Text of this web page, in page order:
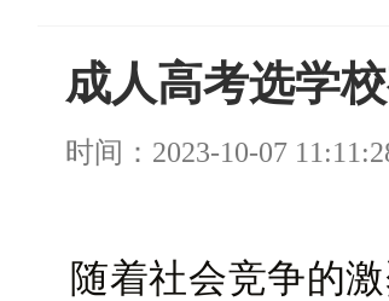
成人高考选学
时间：2023-10-07
随着社会竞争的